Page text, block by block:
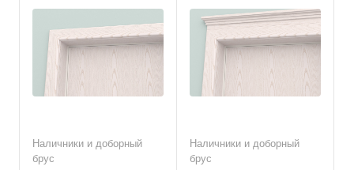
Наличники и доборный
брус
Наличники и доборный
брус